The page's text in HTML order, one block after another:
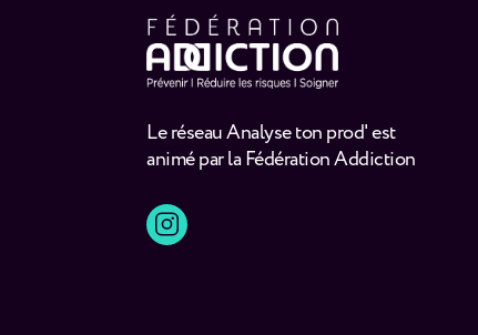
Le réseau Analyse ton prod' est
animé par la Fédération Addiction